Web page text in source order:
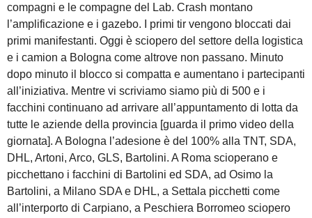
compagni e le compagne del Lab. Crash montano
l’amplificazione e i gazebo. I primi tir vengono bloccati dai
primi manifestanti. Oggi è sciopero del settore della logistica
e i camion a Bologna come altrove non passano. Minuto
dopo minuto il blocco si compatta e aumentano i partecipanti
all’iniziativa. Mentre vi scriviamo siamo più di 500 e i
facchini continuano ad arrivare all’appuntamento di lotta da
tutte le aziende della provincia [guarda il primo video della
giornata]. A Bologna l’adesione è del 100% alla TNT, SDA,
DHL, Artoni, Arco, GLS, Bartolini. A Roma scioperano e
picchettano i facchini di Bartolini ed SDA, ad Osimo la
Bartolini, a Milano SDA e DHL, a Settala picchetti come
all’interporto di Carpiano, a Peschiera Borromeo sciopero